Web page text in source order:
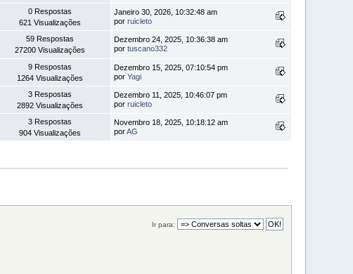
0 Respostas
621 Visualizações
Janeiro 30, 2026, 10:32:48 am
porruicleto
59 Respostas
27200 Visualizações
Dezembro 24, 2025, 10:36:38 am
portuscano332
9 Respostas
1264 Visualizações
Dezembro 15, 2025, 07:10:54 pm
porYagi
3 Respostas
2892 Visualizações
Dezembro 11, 2025, 10:46:07 pm
porruicleto
3 Respostas
904 Visualizações
Novembro 18, 2025, 10:18:12 am
porAG
Ir para: